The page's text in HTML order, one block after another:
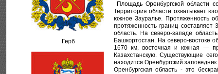
Герб
Площадь Оренбургской области
Территория области охватывает
южное Зауралье. Протяженность
протяженность границ
область. На северо-западе
Башкортостан. На северо-востоке
1670 км, восточная и южная —
Казахстанскую. Существующие
находится Оренбургский заповедник.
Оренбургская область - это